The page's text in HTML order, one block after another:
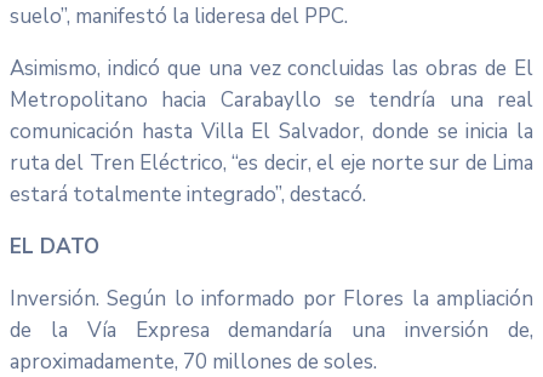
suelo”, manifestó la lideresa del PPC.
Asimismo, indicó que una vez concluidas las obras de El
Metropolitano hacia Carabayllo se tendría una real
comunicación hasta Villa El Salvador, donde se inicia la
ruta del Tren Eléctrico, “es decir, el eje norte sur de Lima
estará totalmente integrado”, destacó.
EL DATO
Inversión. Según lo informado por Flores la ampliación
de la Vía Expresa demandaría una inversión de,
aproximadamente, 70 millones de soles.